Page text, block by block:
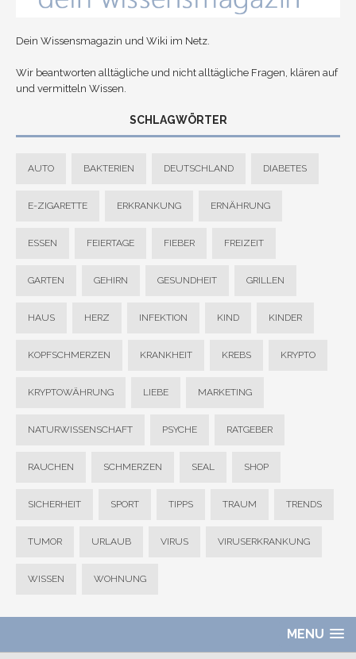
Dein Wissensmagazin und Wiki im Netz.
Wir beantworten alltägliche und nicht alltägliche Fragen, klären auf
und vermitteln Wissen.
SCHLAGWÖRTER
AUTO BAKTERIEN DEUTSCHLAND DIABETES
E-ZIGARETTE ERKRANKUNG ERNÄHRUNG
ESSEN FEIERTAGE FIEBER FREIZEIT
GARTEN GEHIRN GESUNDHEIT GRILLEN
HAUS HERZ INFEKTION KIND KINDER
KOPFSCHMERZEN KRANKHEIT KREBS KRYPTO
KRYPTOWÄHRUNG LIEBE MARKETING
NATURWISSENSCHAFT PSYCHE RATGEBER
RAUCHEN SCHMERZEN SEAL SHOP
SICHERHEIT SPORT TIPPS TRAUM TRENDS
TUMOR URLAUB VIRUS VIRUSERKRANKUNG
WISSEN WOHNUNG
MENU